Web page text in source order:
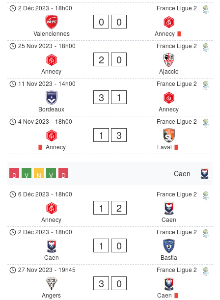
France Ligue 2
2 Déc 2023 - 18h00
Valenciennes
0 0
Annecy
France Ligue 2
25 Nov 2023 - 18h00
Annecy
2 0
Ajaccio
France Ligue 2
11 Nov 2023 - 14h00
Bordeaux
3 1
Annecy
France Ligue 2
4 Nov 2023 - 18h00
Annecy
1 3
Laval
Caen
D V N V D
France Ligue 2
6 Déc 2023 - 18h00
Annecy
1 2
Caen
France Ligue 2
2 Déc 2023 - 18h00
Caen
1 0
Bastia
France Ligue 2
27 Nov 2023 - 19h45
Angers
3 0
Caen